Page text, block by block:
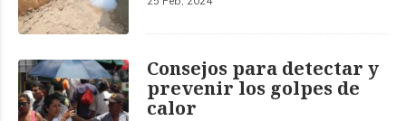
Consejos para detectar y
prevenir los golpes de
calor